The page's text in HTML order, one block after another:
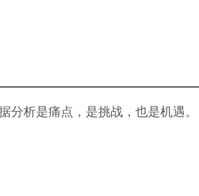
析是痛点，是挑战，也是机遇。